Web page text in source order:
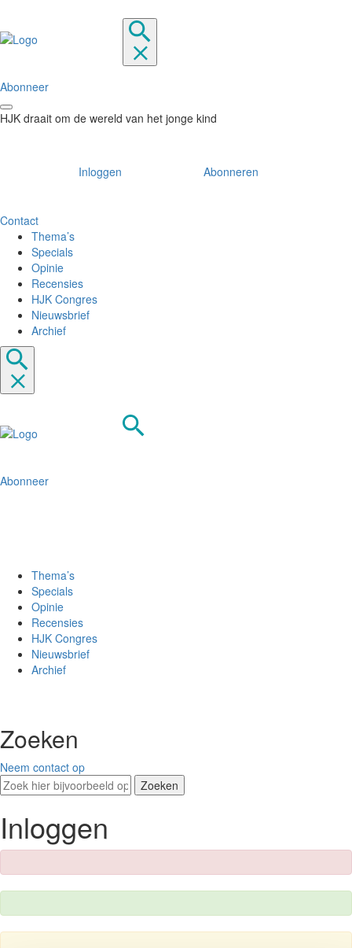
Abonneer
HJK draait om de wereld van het jonge kind
Inloggen Abonneren
Contact
Thema’s
Specials
Opinie
Recensies
HJK Congres
Nieuwsbrief
Archief
Abonneer
Thema’s
Specials
Opinie
Recensies
HJK Congres
Nieuwsbrief
Archief
Zoeken
Neem contact op
Zoeken
Inloggen